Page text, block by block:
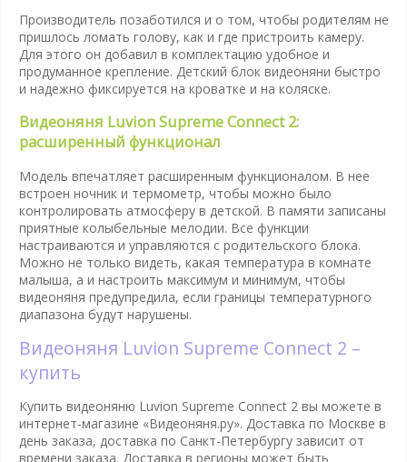
Производитель позаботился и о том, чтобы родителям не
пришлось ломать голову, как и где пристроить камеру.
Для этого он добавил в комплектацию удобное и
продуманное крепление. Детский блок видеоняни быстро
и надежно фиксируется на кроватке и на коляске.
Видеоняня Luvion Supreme Connect 2:
расширенный функционал
Модель впечатляет расширенным функционалом. В нее
встроен ночник и термометр, чтобы можно было
контролировать атмосферу в детской. В памяти записаны
приятные колыбельные мелодии. Все функции
настраиваются и управляются с родительского блока.
Можно не только видеть, какая температура в комнате
малыша, а и настроить максимум и минимум, чтобы
видеоняня предупредила, если границы температурного
диапазона будут нарушены.
Видеоняня Luvion Supreme Connect 2 –
купить
Купить видеоняню Luvion Supreme Connect 2 вы можете в
интернет-магазине «Видеоняня.ру». Доставка по Москве в
день заказа, доставка по Санкт-Петербургу зависит от
времени заказа. Доставка в регионы может быть